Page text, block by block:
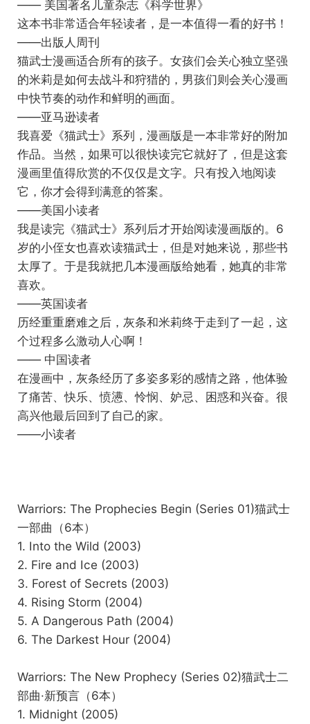
—— 美国著名儿童杂志《科学世界》
这本书非常适合年轻读者，是一本值得一看的好书！
——出版人周刊
猫武士漫画适合所有的孩子。女孩们会关心独立坚强
的米莉是如何去战斗和狩猎的，男孩们则会关心漫画
中快节奏的动作和鲜明的画面。
——亚马逊读者
我喜爱《猫武士》系列，漫画版是一本非常好的附加
作品。当然，如果可以很快读完它就好了，但是这套
漫画里值得欣赏的不仅仅是文字。只有投入地阅读
它，你才会得到满意的答案。
——美国小读者
我是读完《猫武士》系列后才开始阅读漫画版的。6
岁的小侄女也喜欢读猫武士，但是对她来说，那些书
太厚了。于是我就把几本漫画版给她看，她真的非常
喜欢。
——英国读者
历经重重磨难之后，灰条和米莉终于走到了一起，这
个过程多么激动人心啊！
—— 中国读者
在漫画中，灰条经历了多姿多彩的感情之路，他体验
了痛苦、快乐、愤懑、怜悯、妒忌、困惑和兴奋。很
高兴他最后回到了自己的家。
——小读者
Warriors: The Prophecies Begin (Series 01)猫武士
一部曲（6本）
1. Into the Wild (2003)
2. Fire and Ice (2003)
3. Forest of Secrets (2003)
4. Rising Storm (2004)
5. A Dangerous Path (2004)
6. The Darkest Hour (2004)
Warriors: The New Prophecy (Series 02)猫武士二
部曲·新预言（6本）
1. Midnight (2005)